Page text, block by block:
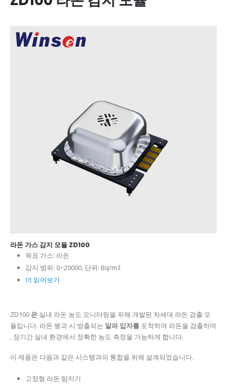
라돈 가스 감지 모듈 ZD100
목표 가스: 라돈
감지 범위: 0~20000, 단위: Bq/m3
더 읽어보기
ZD100 은 실내 라돈 농도 모니터링을 위해 개발된 차세대 라돈 검출 모
듈입니다. 라돈 붕괴 시 방출되는 알파 입자를 포착하여 라돈을 검출하며
, 장기간 실내 환경에서 정확한 농도 측정을 가능하게 합니다.
이 제품은 다음과 같은 시스템과의 통합을 위해 설계되었습니다.
고정형 라돈 탐지기